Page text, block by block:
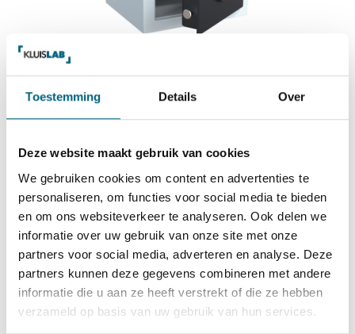
Toestemming Details Over
Deze website maakt gebruik van cookies
We gebruiken cookies om content en advertenties te
personaliseren, om functies voor social media te bieden
en om ons websiteverkeer te analyseren. Ook delen we
informatie over uw gebruik van onze site met onze
partners voor social media, adverteren en analyse. Deze
partners kunnen deze gegevens combineren met andere
informatie die u aan ze heeft verstrekt of die ze hebben
verzameld op basis van uw gebruik van hun services.
Bekijk alles Inbraakwerende Kluis
659,-
Op voorraad
Bekijk de reviews
Top kwaliteit en zeer degelijke officieel ECB-S
gecertificeerde brand en inbraakwerende privékluis in de
klasse S2 conform EN 14450-1... Toon meer